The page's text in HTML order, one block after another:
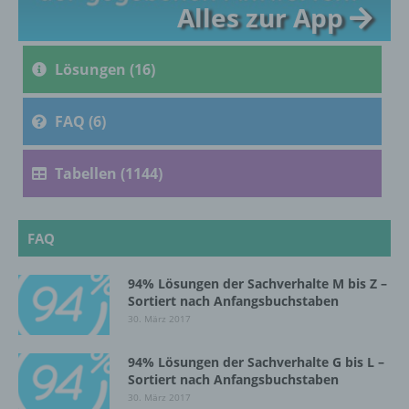
Alles zur App
Lösungen (16)
FAQ (6)
Tabellen (1144)
FAQ
94% Lösungen der Sachverhalte M bis Z –
Sortiert nach Anfangsbuchstaben
30. März 2017
94% Lösungen der Sachverhalte G bis L –
Sortiert nach Anfangsbuchstaben
30. März 2017
Verarbeitung ist jeder mit oder ohne Hilfe
automatisierter Verfahren ausgeführte
Vorgang oder jede solche Vorgangsreihe im
Zusammenhang mit personenbezogenen
Daten wie das Erheben, das Erfassen, die
Organisation, das Ordnen, die Speicherung,
die Anpassung oder Veränderung, das
Löschen oder die Vernichtung.
Einschränkung der Verarbeitung ist die
Markierung gespeicherter